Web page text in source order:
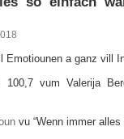
Emotiounen a ganz vill
100,7 vum Valerija
vu “Wenn immer